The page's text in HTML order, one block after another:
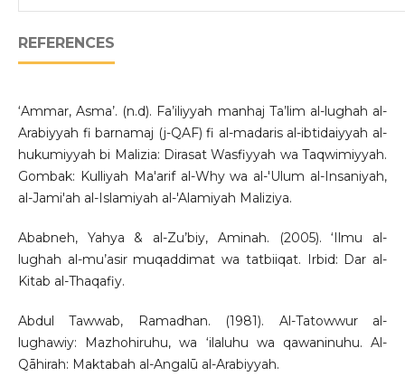
REFERENCES
‘Ammar, Asma’. (n.d). Fa’iliyyah manhaj Ta’lim al-lughah al-
Arabiyyah fi barnamaj (j-QAF) fi al-madaris al-ibtidaiyyah al-
hukumiyyah bi Malizia: Dirasat Wasfiyyah wa Taqwimiyyah.
Gombak: Kulliyah Ma'arif al-Why wa al-'Ulum al-Insaniyah,
al-Jami'ah al-Islamiyah al-'Alamiyah Maliziya.
Ababneh, Yahya & al-Zu’biy, Aminah. (2005). ‘Ilmu al-
lughah al-mu’asir muqaddimat wa tatbiiqat. Irbid: Dar al-
Kitab al-Thaqafiy.
Abdul Tawwab, Ramadhan. (1981). Al-Tatowwur al-
lughawiy: Mazhohiruhu, wa ‘ilaluhu wa qawaninuhu. Al-
Qāhirah: Maktabah al-Angalū al-Arabiyyah.